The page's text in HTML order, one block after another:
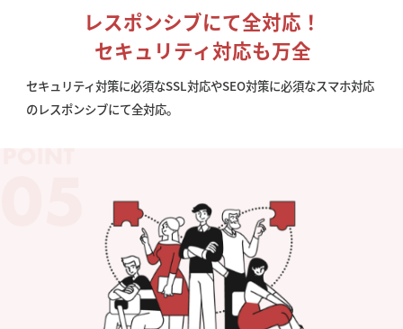
レスポンシブにて全対応！
セキュリティ対応も万全
セキュリティ対策に必須なSSL対応やSEO対策に必須なスマホ対応
のレスポンシブにて全対応。